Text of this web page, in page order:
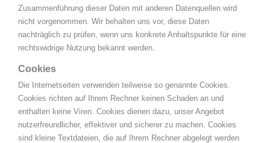
Zusammenführung dieser Daten mit anderen Datenquellen wird
nicht vorgenommen. Wir behalten uns vor, diese Daten
nachträglich zu prüfen, wenn uns konkrete Anhaltspunkte für eine
rechtswidrige Nutzung bekannt werden.
Cookies
Die Internetseiten verwenden teilweise so genannte Cookies.
Cookies richten auf Ihrem Rechner keinen Schaden an und
enthalten keine Viren. Cookies dienen dazu, unser Angebot
nutzerfreundlicher, effektiver und sicherer zu machen. Cookies
sind kleine Textdateien, die auf Ihrem Rechner abgelegt werden